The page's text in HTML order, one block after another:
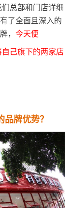
和门店详细
了全面且深入的
，今天便
自己旗下的两家店
牌优势？